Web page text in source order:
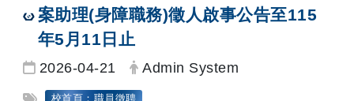
案助理(身障職務)徵人啟事公告至115
年5月11日止
日期：
2026-04-21 發布者：
Admin System
標籤：
校首頁：職員徵聘